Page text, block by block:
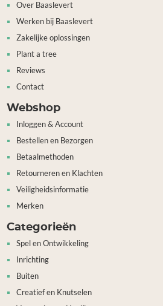
Over Baaslevert
Werken bij Baaslevert
Zakelijke oplossingen
Plant a tree
Reviews
Contact
Webshop
Inloggen & Account
Bestellen en Bezorgen
Betaalmethoden
Retourneren en Klachten
Veiligheidsinformatie
Merken
Categorieën
Spel en Ontwikkeling
Inrichting
Buiten
Creatief en Knutselen